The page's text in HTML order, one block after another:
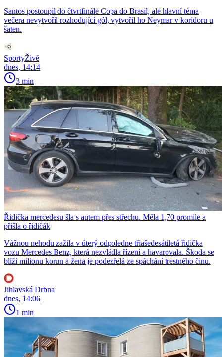
Santos postoupil do čtvrtfinále Copa do Brasil, ale hlavní téma
večera nevytvořil rozhodující gól, vytvořil ho Neymar v koridoru u
šaten.
SportyŽivě
dnes, 14:14
3 min
Řidička mercedesu šla s autem přes střechu. Měla 1,70 promile a
přišla o řidičák
Vážnou nehodu zažila v úterý odpoledne třiašedesátiletá řidička
vozu Mercedes Benz, která nezvládla řízení a havarovala. Škoda se
blíží milionu korun a žena je podezřelá ze spáchání trestného činu.
Jihlavská Drbna
dnes, 14:06
1 min